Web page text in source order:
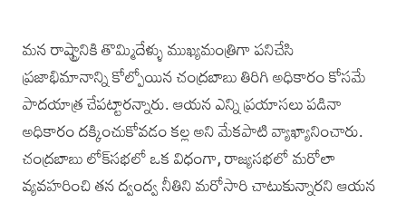
మన రాష్ట్రానికి తొమ్మిదేళ్ళు ముఖ్యమంత్రిగా పనిచేసి
ప్రజాభిమానాన్ని కోల్పోయిన చంద్రబాబు తిరిగి అధికారం కోసమే
పాదయాత్ర చేపట్టారన్నారు. ఆయన ఎన్ని ప్రయాసలు పడినా
అధికారం దక్కించుకోవడం కల్ల అని మేకపాటి వ్యాఖ్యానించారు.
చంద్రబాబు లోక్‌సభలో ఒక విధంగా, రాజ్యసభలో మరోలా
వ్యవహరించి తన ద్వంద్వ నీతిని మరోసారి చాటుకున్నారని ఆయన